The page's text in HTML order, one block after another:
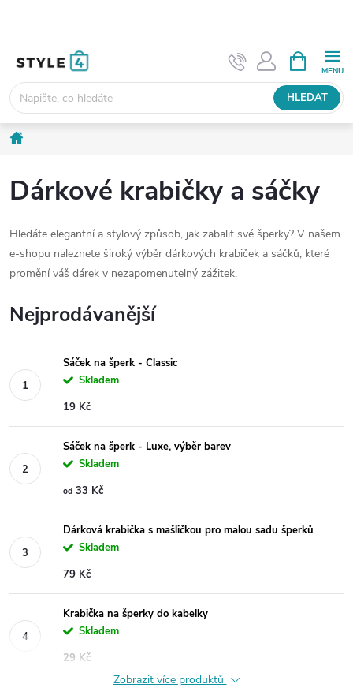
HLEDAT
NÁKUPNÍ
KOŠÍK
Domů
Dárkové krabičky a sáčky
Hledáte elegantní a stylový způsob, jak zabalit své šperky? V našem
e-shopu naleznete široký výběr dárkových krabiček a sáčků, které
promění váš dárek v nezapomenutelný zážitek.
Nejprodávanější
Sáček na šperk - Classic
Skladem
19 Kč
Sáček na šperk - Luxe, výběr barev
Skladem
od 33 Kč
Dárková krabička s mašličkou pro malou sadu šperků
Skladem
79 Kč
Krabička na šperky do kabelky
Skladem
29 Kč
Zobrazit více produktů